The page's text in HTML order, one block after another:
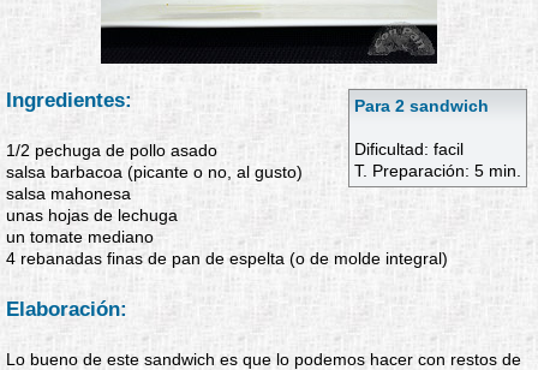
Para 2 sandwich
Dificultad: facil
T. Preparación: 5 min.
Ingredientes:
1/2 pechuga de pollo asado
salsa barbacoa (picante o no, al gusto)
salsa mahonesa
unas hojas de lechuga
un tomate mediano
4 rebanadas finas de pan de espelta (o de molde integral)
Elaboración:
Lo bueno de este sandwich es que lo podemos hacer con restos de